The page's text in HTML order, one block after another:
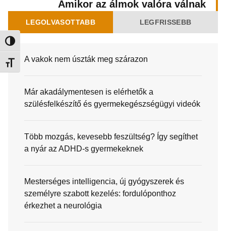
Nagy kontraszt váltása
Betűméret váltása
Amikor az álmok valóra válnak
LEGOLVASOTTABB LEGFRISSEBB
A vakok nem úszták meg szárazon
Már akadálymentesen is elérhetők a
szülésfelkészítő és gyermekegészségügyi videók
Több mozgás, kevesebb feszültség? Így segíthet
a nyár az ADHD-s gyermekeknek
Mesterséges intelligencia, új gyógyszerek és
személyre szabott kezelés: fordulóponthoz
érkezhet a neurológia